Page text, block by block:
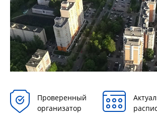
Проверенный
организатор